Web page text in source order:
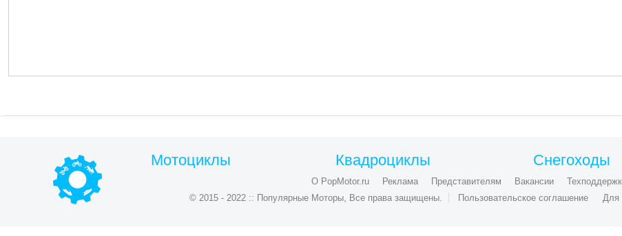
Мотоциклы Квадроциклы Снегоходы
О PopMotor.ru Реклама Представителям Вакансии
© 2015 - 2022 :: Популярные Моторы, Все права защищены.
Пользовательское соглашение Для